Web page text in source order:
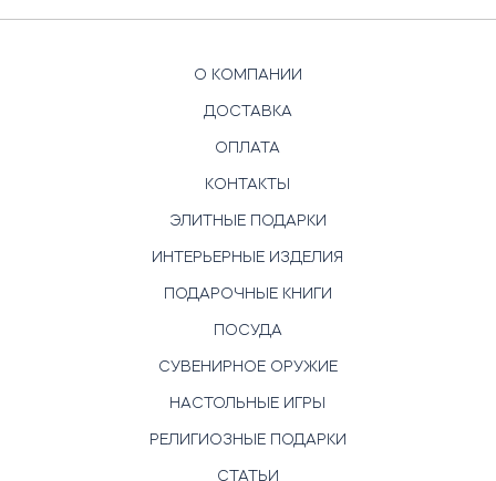
О КОМПАНИИ
ДОСТАВКА
ОПЛАТА
КОНТАКТЫ
ЭЛИТНЫЕ ПОДАРКИ
ИНТЕРЬЕРНЫЕ ИЗДЕЛИЯ
ПОДАРОЧНЫЕ КНИГИ
ПОСУДА
СУВЕНИРНОЕ ОРУЖИЕ
НАСТОЛЬНЫЕ ИГРЫ
РЕЛИГИОЗНЫЕ ПОДАРКИ
СТАТЬИ